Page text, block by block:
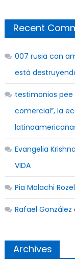
Recent
007 rusia con
está
testimonios pee
comercial”, la
Evangelia
VIDA
Pia Malachi
Rafael González
Archives